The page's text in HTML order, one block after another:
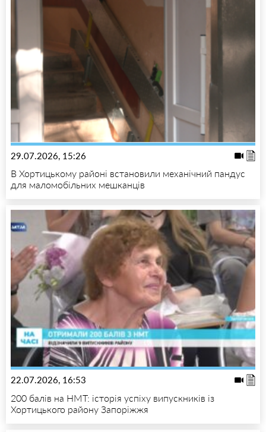
29.07.2026, 15:26
В Хортицькому районі встановили механічний пандус
для маломобільних мешканців
22.07.2026, 16:53
200 балів на НМТ: історія успіху випускників із
Хортицького району Запоріжжя